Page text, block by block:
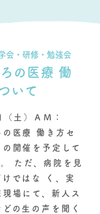
会・研修・勉強会
の医療 働
いて
土）ＡＭ：
の医療 働き方セ
の開催を予定して
。 ただ、病院を見
けではな く、実
現場にて、新人ス
の生の声を聞く